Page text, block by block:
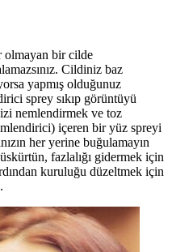
olmayan bir cilde
Cildiniz baz
yapmış olduğunuz
sprey sıkıp görüntüyü
nemlendirmek ve toz
içeren bir yüz spreyi
her yerine buğulamayın
fazlalığı gidermek için
kuruluğu düzeltmek için